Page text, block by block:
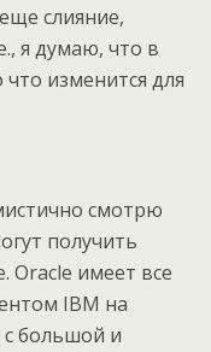
слияние,
я думаю, что в
изменится для
смотрю
получить
Oracle имеет все
IBM на
с большой и